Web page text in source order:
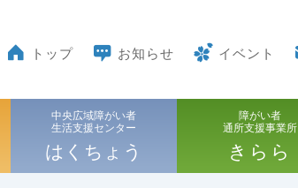
トップ お知らせ イベント
中央広域障がい者
生活支援センター
はくちょう
障がい者
通所支援事業所
きらら